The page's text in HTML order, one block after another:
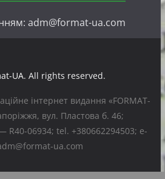
adm@format-ua.com
UA. All rights reserved.
інтернет видання «FORMAT-
вул. Пластова б. 46;
R40-06934; tel. +380662294503; e-
ua.com